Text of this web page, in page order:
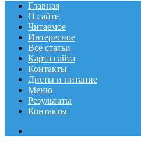
Главная
О сайте
Читаемое
Интересное
Все статьи
Карта сайта
Контакты
Диеты и питание
Меню
Результаты
Контакты